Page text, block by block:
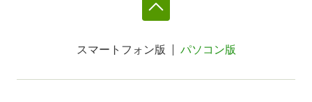
スマートフォン版 パソコン版